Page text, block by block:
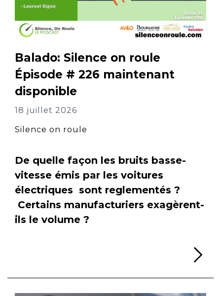
Balado: Silence on roule
Épisode # 226 maintenant
disponible
18 juillet 2026
Silence on roule
De quelle façon les bruits basse-
vitesse émis par les voitures
électriques sont reglementés ?
Certains manufacturiers exagèrent-
ils le volume ?